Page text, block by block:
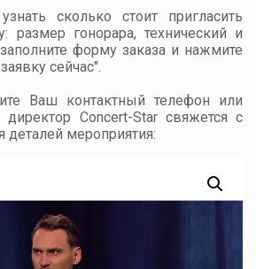
сколько стоит пригласить
размер гонорара, технический и
форму заказа и нажмите
сейчас".
Ваш контактный телефон или
Concert-Star свяжется с
деталей мероприятия: